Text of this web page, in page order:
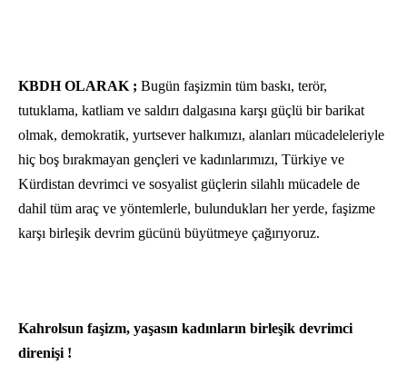
KBDH OLARAK ; Bugün faşizmin tüm baskı, terör,
tutuklama, katliam ve saldırı dalgasına karşı güçlü bir barikat
olmak, demokratik, yurtsever halkımızı, alanları mücadeleleriyle
hiç boş bırakmayan gençleri ve kadınlarımızı, Türkiye ve
Kürdistan devrimci ve sosyalist güçlerin silahlı mücadele de
dahil tüm araç ve yöntemlerle, bulundukları her yerde, faşizme
karşı birleşik devrim gücünü büyütmeye çağırıyoruz.
Kahrolsun faşizm, yaşasın kadınların birleşik devrimci
direnişi !